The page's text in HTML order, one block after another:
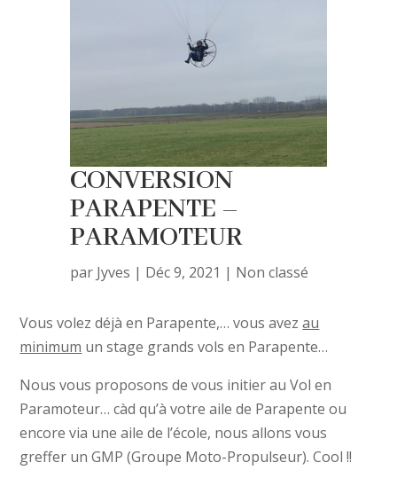
CONVERSION
PARAPENTE –
PARAMOTEUR
par Jyves | Déc 9, 2021 | Non classé
Vous volez déjà en Parapente,… vous avezau
minimum un stage grands vols en Parapente…
Nous vous proposons de vous initier au Vol en
Paramoteur… càd qu’à votre aile de Parapente ou
encore via une aile de l’école, nous allons vous
greffer un GMP (Groupe Moto-Propulseur). Cool !!